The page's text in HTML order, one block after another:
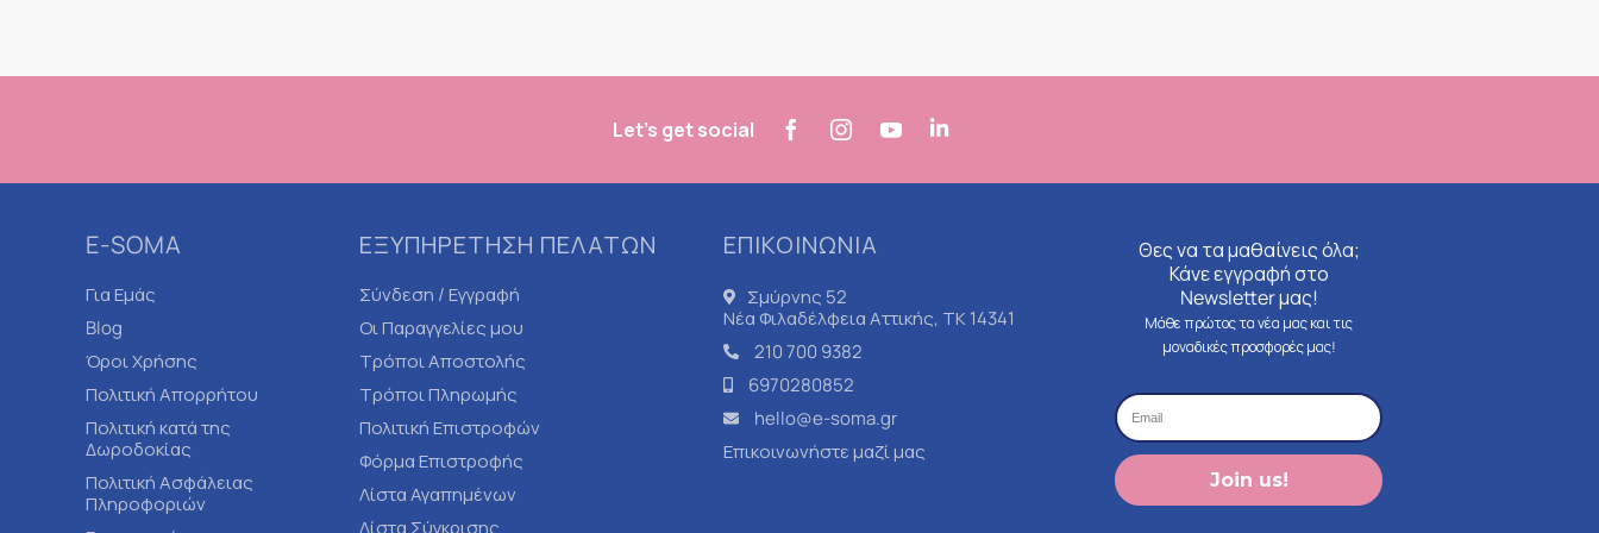
Let's get social
E-SOMA
Για Εμάς
Blog
Όροι Χρήσης
Πολιτική Απορρήτου
Πολιτική κατά της
Δωροδοκίας
Πολιτική Ασφάλειας
Πληροφοριών
ΕΞΥΠΗΡΕΤΗΣΗ ΠΕΛΑΤΩΝ
Σύνδεση / Εγγραφή
Οι Παραγγελίες μου
Τρόποι Αποστολής
Τρόποι Πληρωμής
Πολιτική Επιστροφών
Φόρμα Επιστροφής
Λίστα Αγαπημένων
Λίστα Σύγκρισης
ΕΠΙΚΟΙΝΩΝΙΑ
Σμύρνης 52
Νέα Φιλαδέλφεια Αττικής, ΤΚ 14341
210 700 9382
6970280852
hello@e-soma.gr
Επικοινωνήστε μαζί μας
Θες να τα μαθαίνεις όλα;
Κάνε εγγραφή στο
Newsletter μας!
Μάθε πρώτος τα νέα μας και τις
μοναδικές προσφορές μας!
Join us!